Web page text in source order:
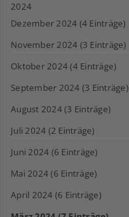
2024
Dezember 2024 (4 Einträge)
November 2024 (3 Einträge)
Oktober 2024 (4 Einträge)
September 2024 (3 Einträge)
August 2024 (3 Einträge)
Juli 2024 (2 Einträge)
Juni 2024 (6 Einträge)
Mai 2024 (6 Einträge)
April 2024 (6 Einträge)